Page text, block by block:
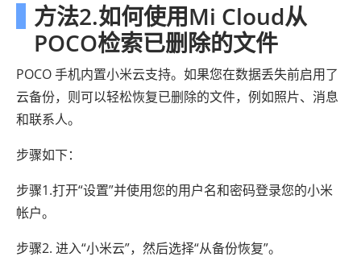
方法2.如何使用Mi Cloud从
POCO检索已删除的文件
POCO 手机内置小米云支持。如果您在数据丢失前启用了
云备份，则可以轻松恢复已删除的文件，例如照片、消息
和联系人。
步骤如下：
步骤1.打开“设置”并使用您的用户名和密码登录您的小米
帐户。
步骤2. 进入“小米云”，然后选择“从备份恢复”。